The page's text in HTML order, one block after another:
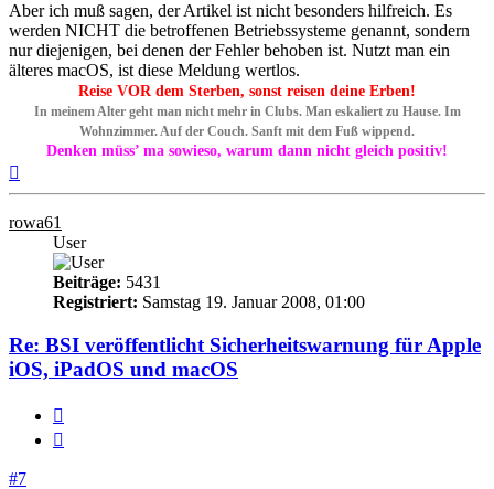
Aber ich muß sagen, der Artikel ist nicht besonders hilfreich. Es
werden NICHT die betroffenen Betriebssysteme genannt, sondern
nur diejenigen, bei denen der Fehler behoben ist. Nutzt man ein
älteres macOS, ist diese Meldung wertlos.
Reise VOR dem Sterben, sonst reisen deine Erben!
In meinem Alter geht man nicht mehr in Clubs. Man eskaliert zu Hause. Im
Wohnzimmer. Auf der Couch. Sanft mit dem Fuß wippend.
Denken müss’ ma sowieso, warum dann nicht gleich positiv!
rowa61
User
Beiträge: 5431
Registriert: Samstag 19. Januar 2008, 01:00
Re: BSI veröffentlicht Sicherheitswarnung für Apple
iOS, iPadOS und macOS
#7